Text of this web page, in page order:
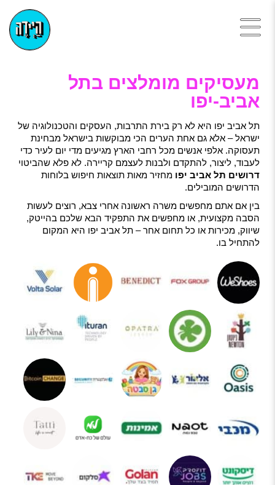
מעסיקים מומלצים בתל
אביב-יפו
תל אביב יפו היא לא רק בירת התרבות, העסקים והטכנולוגיה של
ישראל – אלא גם אחת הערים הכי מבוקשות בישראל מבחינת
תעסוקה. אלפי אנשים מכל רחבי הארץ מגיעים מדי יום לעיר כדי
לעבוד, ליצור, להתקדם ולבנות לעצמם קריירה. לא פלא שהביטוי
דרושים תל אביב יפו מחזיר מאות תוצאות חיפוש בלוחות
הדרושים המובילים.
בין אם אתם מחפשים משרה ראשונה אחרי צבא, רוצים לעשות
הסבה מקצועית, או מחפשים את התפקיד הבא שלכם בהייטק,
שיווק, מכירות או כל תחום אחר – תל אביב יפו היא המקום
להתחיל בו.